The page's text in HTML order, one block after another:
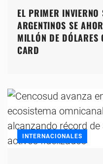
EL PRIMER
ARGENTINOS SE
MILLÓN DE DÓLARES
CARD
INTERNACIONALES